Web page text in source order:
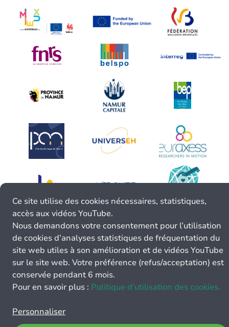
Ce site utilise des cookies nécessaires, statistiques,
accès aux vidéos YouTube.
Nous demandons votre consentement pour l’utilisation
de cookies d’analyses statistiques de fréquentation du
site web utiles à son amélioration et de vidéos YouTube
sur le site web. Votre préférence (refus/acceptation) est
conservée pendant 6 mois.
Pour en savoir plus : Politique d’utilisation des cookies.
Personnaliser